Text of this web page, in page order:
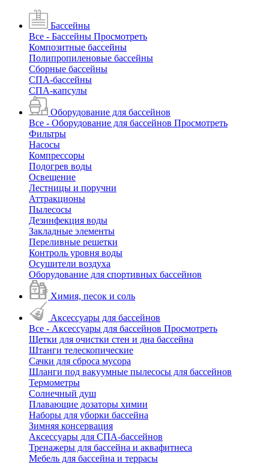
Бассейны
Все - Бассейны Просмотреть
Композитные бассейны
Полипропиленовые бассейны
Сборные бассейны
СПА-бассейны
СПА-капсулы
Оборудование для бассейнов
Все - Оборудование для бассейнов Просмотреть
Фильтры
Насосы
Компрессоры
Подогрев воды
Освещение
Лестницы и поручни
Аттракционы
Пылесосы
Дезинфекция воды
Закладные элементы
Переливные решетки
Контроль уровня воды
Осушители воздуха
Оборудование для спортивных бассейнов
Химия, песок и соль
Аксессуары для бассейнов
Все - Аксессуары для бассейнов Просмотреть
Щетки для очистки стен и дна бассейна
Штанги телескопические
Сачки для сброса мусора
Шланги под вакуумные пылесосы для бассейнов
Термометры
Солнечный душ
Плавающие дозаторы химии
Наборы для уборки бассейна
Зимняя консервация
Аксессуары для СПА-бассейнов
Тренажеры для бассейна и аквафитнеса
Мебель для бассейна и террасы